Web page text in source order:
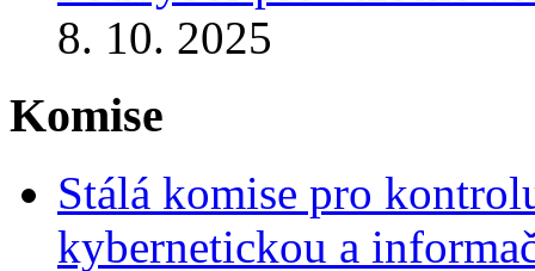
8. 10. 2025
Komise
Stálá komise pro
kybernetickou a